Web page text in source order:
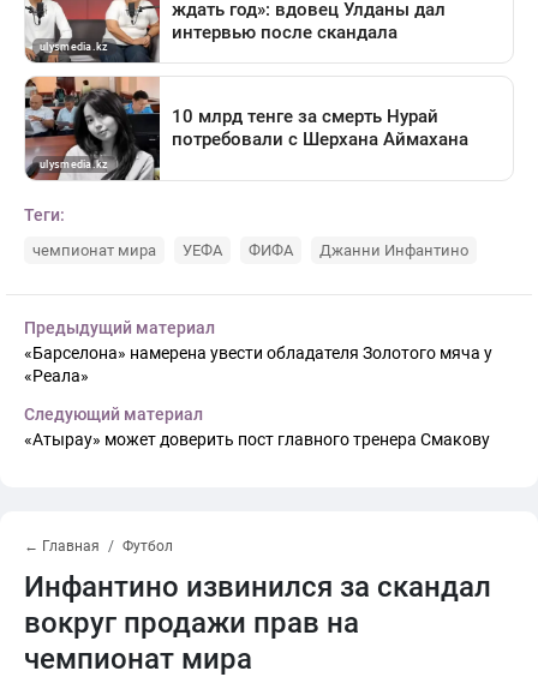
Теги:
чемпионат мира УЕФА ФИФА Джанни Инфантино
Предыдущий материал
«Барселона» намерена увести обладателя Золотого мяча у
«Реала»
Следующий материал
«Атырау» может доверить пост главного тренера Смакову
← Главная Футбол
Инфантино извинился за скандал
вокруг продажи прав на
чемпионат мира